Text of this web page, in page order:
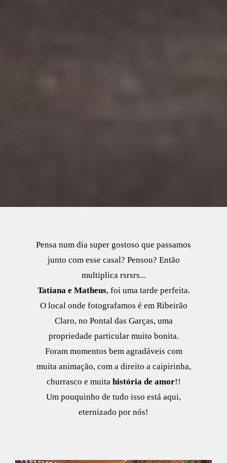
Pensa num dia super gostoso que passamos
junto com esse casal? Pensou? Então
multiplica rsrsrs...
Tatiana e Matheus, foi uma tarde perfeita.
O local onde fotografamos é em Ribeirão
Claro, no Pontal das Garças, uma
propriedade particular muito bonita.
Foram momentos bem agradáveis com
muita animação, com a direito a caipirinha,
churrasco e muita história de amor!!
Um pouquinho de tudo isso está aqui,
eternizado por nós!